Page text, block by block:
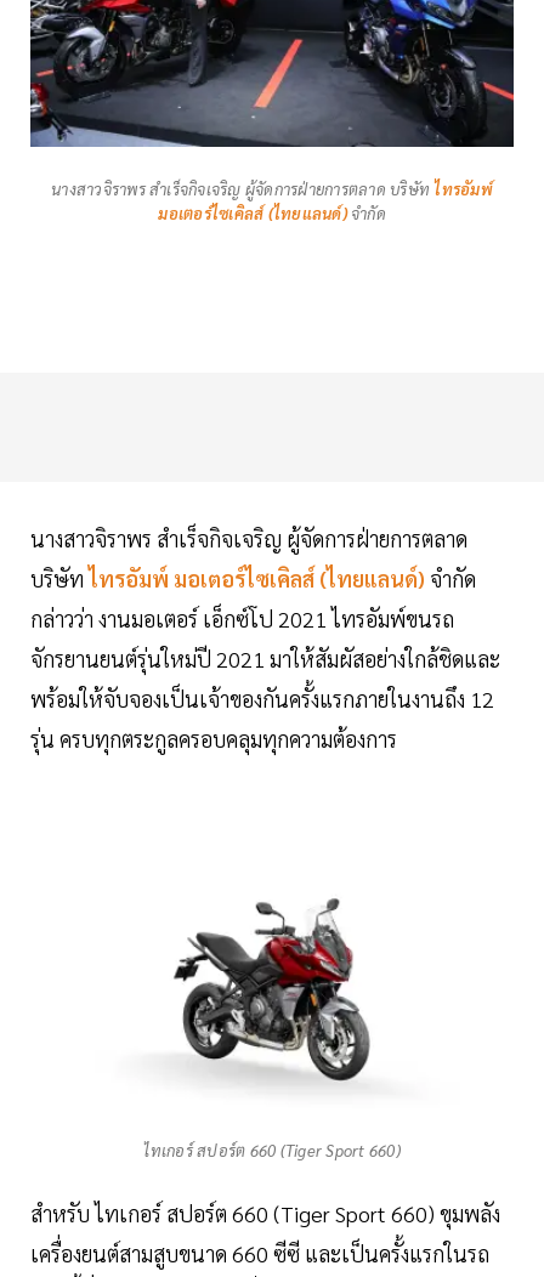
นางสาวจิราพร สำเร็จกิจเจริญ ผู้จัดการฝ่ายการตลาด บริษัท ไทรอัมพ์
มอเตอร์ไซเคิลส์ (ไทยแลนด์)จำกัด
นางสาวจิราพร สำเร็จกิจเจริญ ผู้จัดการฝ่ายการตลาด
บริษัทไทรอัมพ์ มอเตอร์ไซเคิลส์ (ไทยแลนด์) จำกัด
กล่าวว่า งานมอเตอร์ เอ็กซ์โป 2021 ไทรอัมพ์ขนรถ
จักรยานยนต์รุ่นใหม่ปี 2021 มาให้สัมผัสอย่างใกล้ชิดและ
พร้อมให้จับจองเป็นเจ้าของกันครั้งแรกภายในงานถึง 12
รุ่น ครบทุกตระกูลครอบคลุมทุกความต้องการ
ไทเกอร์ สปอร์ต 660 (Tiger Sport 660)
สำหรับ ไทเกอร์ สปอร์ต 660 (Tiger Sport 660) ขุมพลัง
เครื่องยนต์สามสูบขนาด 660 ซีซี และเป็นครั้งแรกในรถ